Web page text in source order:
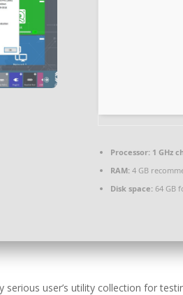
Processor: 1 GHz
RAM: 4 GB
Disk space: 64 GB
serious user’s utility collection for